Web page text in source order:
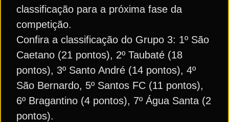
classificação para a próxima fase da
competição.
Confira a classificação do Grupo 3: 1º São
Caetano (21 pontos), 2º Taubaté (18
pontos), 3º Santo André (14 pontos), 4º
São Bernardo, 5º Santos FC (11 pontos),
6º Bragantino (4 pontos), 7º Água Santa (2
pontos).